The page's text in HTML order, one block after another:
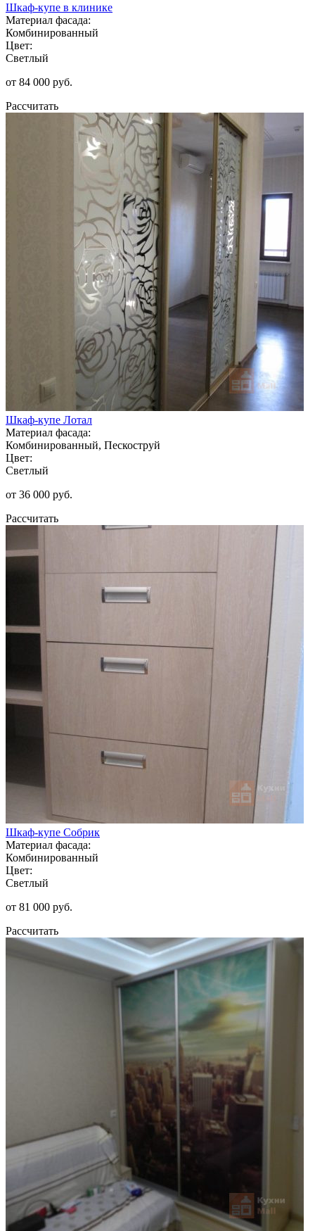
Шкаф-купе в клинике
Материал фасада:
Комбинированный
Цвет:
Светлый
от 84 000 руб.
Рассчитать
Шкаф-купе Лотал
Материал фасада:
Комбинированный, Пескоструй
Цвет:
Светлый
от 36 000 руб.
Рассчитать
Шкаф-купе Собрик
Материал фасада:
Комбинированный
Цвет:
Светлый
от 81 000 руб.
Рассчитать